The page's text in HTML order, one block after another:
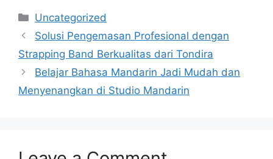
Categories
Uncategorized
Solusi Pengemasan Profesional dengan
Strapping Band Berkualitas dari Tondira
Belajar Bahasa Mandarin Jadi Mudah dan
Menyenangkan di Studio Mandarin